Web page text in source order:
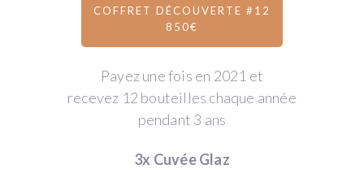
COFFRET DÉCOUVERTE #12
850€
Payez une fois en 2021 et
recevez 12 bouteilles chaque année
pendant 3 ans
3x Cuvée Glaz